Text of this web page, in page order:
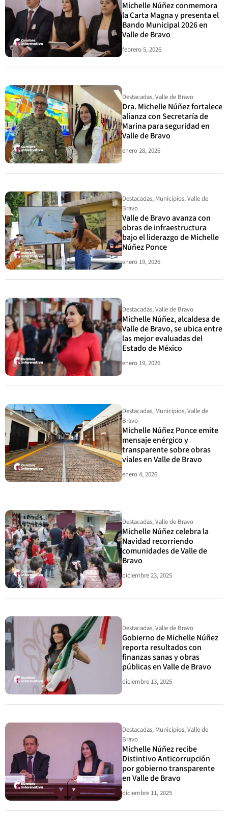
Michelle Núñez conmemora
la Carta Magna y presenta el
Bando Municipal 2026 en
Valle de Bravo
febrero 5, 2026
Destacadas,Valle de Bravo
Dra. Michelle Núñez fortalece
alianza con Secretaría de
Marina para seguridad en
Valle de Bravo
enero 28, 2026
Destacadas, Municipios,Valle de
Bravo
Valle de Bravo avanza con
obras de infraestructura
bajo el liderazgo de Michelle
Núñez Ponce
enero 19, 2026
Destacadas,Valle de Bravo
Michelle Núñez, alcaldesa de
Valle de Bravo, se ubica entre
las mejor evaluadas del
Estado de México
enero 19, 2026
Destacadas, Municipios,Valle de
Bravo
Michelle Núñez Ponce emite
mensaje enérgico y
transparente sobre obras
viales en Valle de Bravo
enero 4, 2026
Destacadas,Valle de Bravo
Michelle Núñez celebra la
Navidad recorriendo
comunidades de Valle de
Bravo
diciembre 23, 2025
Destacadas,Valle de Bravo
Gobierno de Michelle Núñez
reporta resultados con
finanzas sanas y obras
públicas en Valle de Bravo
diciembre 13, 2025
Destacadas, Municipios,Valle de
Bravo
Michelle Núñez recibe
Distintivo Anticorrupción
por gobierno transparente
en Valle de Bravo
diciembre 11, 2025